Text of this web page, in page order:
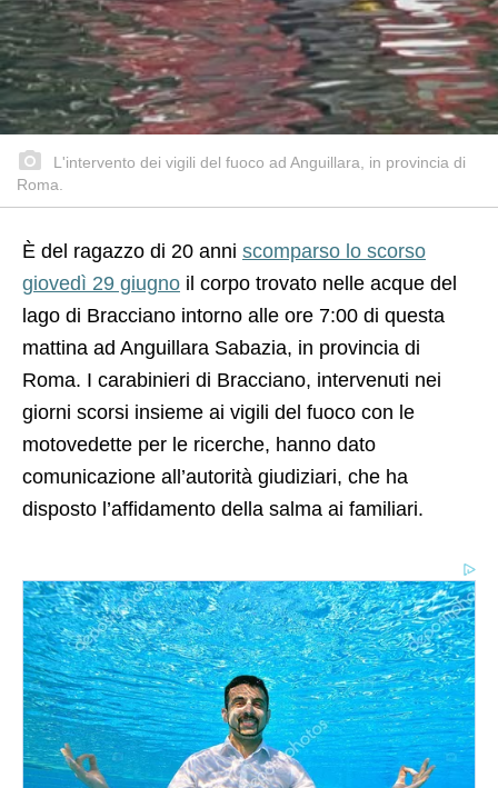
L'intervento dei vigili del fuoco ad Anguillara, in provincia di
Roma.
È del ragazzo di 20 anni scomparso lo scorso
giovedì 29 giugno il corpo trovato nelle acque del
lago di Bracciano intorno alle ore 7:00 di questa
mattina ad Anguillara Sabazia, in provincia di
Roma. I carabinieri di Bracciano, intervenuti nei
giorni scorsi insieme ai vigili del fuoco con le
motovedette per le ricerche, hanno dato
comunicazione all’autorità giudiziari, che ha
disposto l’affidamento della salma ai familiari.